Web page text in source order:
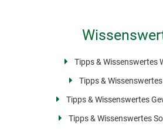
Tipps & Wissenswertes
Tipps &
Tipps & Wissenswertes
Tipps & Wissenswertes